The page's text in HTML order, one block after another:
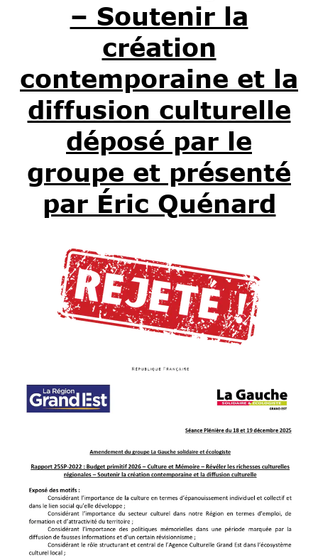
– Soutenir la
création
contemporaine et la
diffusion culturelle
déposé par le
groupe et présenté
par Éric Quénard